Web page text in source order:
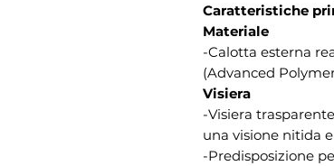
Caratteristiche
Materiale
-Calotta esterna
(Advanced
Visiera
-Visiera
una visione nitida
-Predisposizione